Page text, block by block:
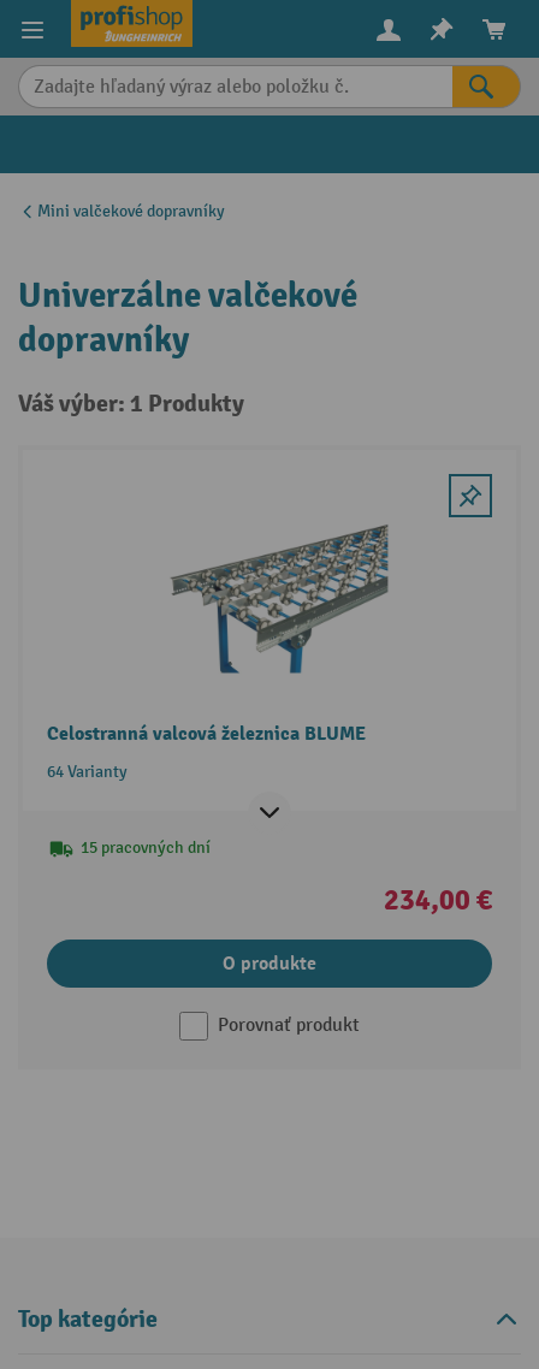
content
Mini valčekové dopravníky
Univerzálne valčekové
dopravníky
Váš výber: 1 Produkty
Celostranná valcová železnica BLUME
64 Varianty
15 pracovných dní
234,00 €
O produkte
Porovnať produkt
Top kategórie